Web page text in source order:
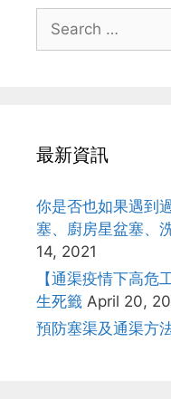
for:
最新資訊
你是否也如果遇到
塞、廚房星盆塞、
14, 2021
【通渠疫情下高危
生死籤 April 20,
預防塞渠及通渠方